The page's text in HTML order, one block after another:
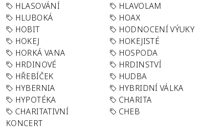
HLASOVÁNÍ
HLAVOLAM
HLUBOKÁ
HOAX
HOBIT
HODNOCENÍ VÝUKY
HOKEJ
HOKEJISTÉ
HORKÁ VANA
HOSPODA
HRDINOVÉ
HRDINSTVÍ
HŘEBÍČEK
HUDBA
HYBERNIA
HYBRIDNÍ VÁLKA
HYPOTÉKA
CHARITA
CHARITATIVNÍ
KONCERT
CHEB